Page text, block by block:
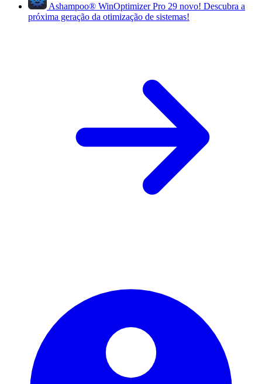
Ashampoo® WinOptimizer Pro 29 novo! Descubra a
próxima geração da otimização de sistemas!